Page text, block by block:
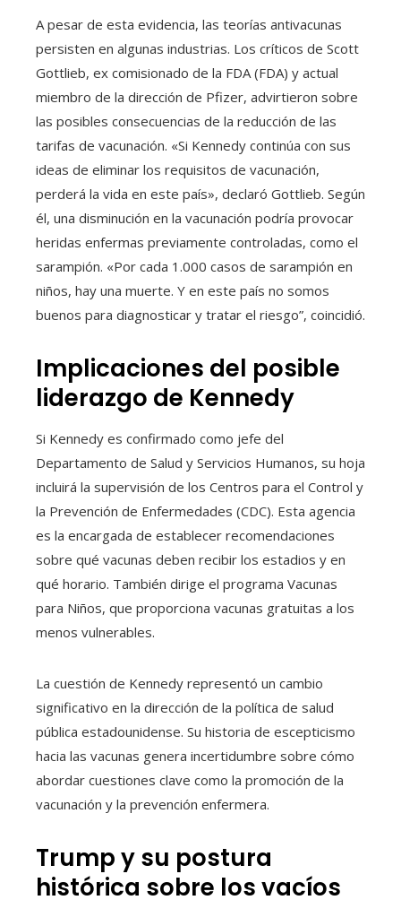
A pesar de esta evidencia, las teorías antivacunas
persisten en algunas industrias. Los críticos de Scott
Gottlieb, ex comisionado de la FDA (FDA) y actual
miembro de la dirección de Pfizer, advirtieron sobre
las posibles consecuencias de la reducción de las
tarifas de vacunación. «Si Kennedy continúa con sus
ideas de eliminar los requisitos de vacunación,
perderá la vida en este país», declaró Gottlieb. Según
él, una disminución en la vacunación podría provocar
heridas enfermas previamente controladas, como el
sarampión. «Por cada 1.000 casos de sarampión en
niños, hay una muerte. Y en este país no somos
buenos para diagnosticar y tratar el riesgo”, coincidió.
Implicaciones del posible
liderazgo de Kennedy
Si Kennedy es confirmado como jefe del
Departamento de Salud y Servicios Humanos, su hoja
incluirá la supervisión de los Centros para el Control y
la Prevención de Enfermedades (CDC). Esta agencia
es la encargada de establecer recomendaciones
sobre qué vacunas deben recibir los estadios y en
qué horario. También dirige el programa Vacunas
para Niños, que proporciona vacunas gratuitas a los
menos vulnerables.
La cuestión de Kennedy representó un cambio
significativo en la dirección de la política de salud
pública estadounidense. Su historia de escepticismo
hacia las vacunas genera incertidumbre sobre cómo
abordar cuestiones clave como la promoción de la
vacunación y la prevención enfermera.
Trump y su postura
histórica sobre los vacíos